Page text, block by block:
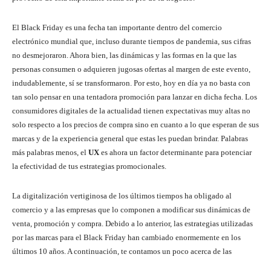
El Black Friday es una fecha tan importante dentro del comercio
electrónico mundial que, incluso durante tiempos de pandemia, sus cifras
no desmejoraron. Ahora bien, las dinámicas y las formas en la que las
personas consumen o adquieren jugosas ofertas al margen de este evento,
indudablemente, sí se transformaron. Por esto, hoy en día ya no basta con
tan solo pensar en una tentadora promoción para lanzar en dicha fecha. Los
consumidores digitales de la actualidad tienen expectativas muy altas no
solo respecto a los precios de compra sino en cuanto a lo que esperan de sus
marcas y de la experiencia general que estas les puedan brindar. Palabras
más palabras menos, el UXes ahora un factor determinante para potenciar
la efectividad de tus estrategias promocionales.
La digitalización vertiginosa de los últimos tiempos ha obligado al
comercio y a las empresas que lo componen a modificar sus dinámicas de
venta, promoción y compra. Debido a lo anterior, las estrategias utilizadas
por las marcas para el Black Friday han cambiado enormemente en los
últimos 10 años. A continuación, te contamos un poco acerca de las